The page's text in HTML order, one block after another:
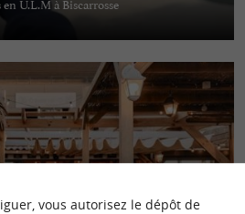
boutique à Soustons Plage
vous autorisez le dépôt de